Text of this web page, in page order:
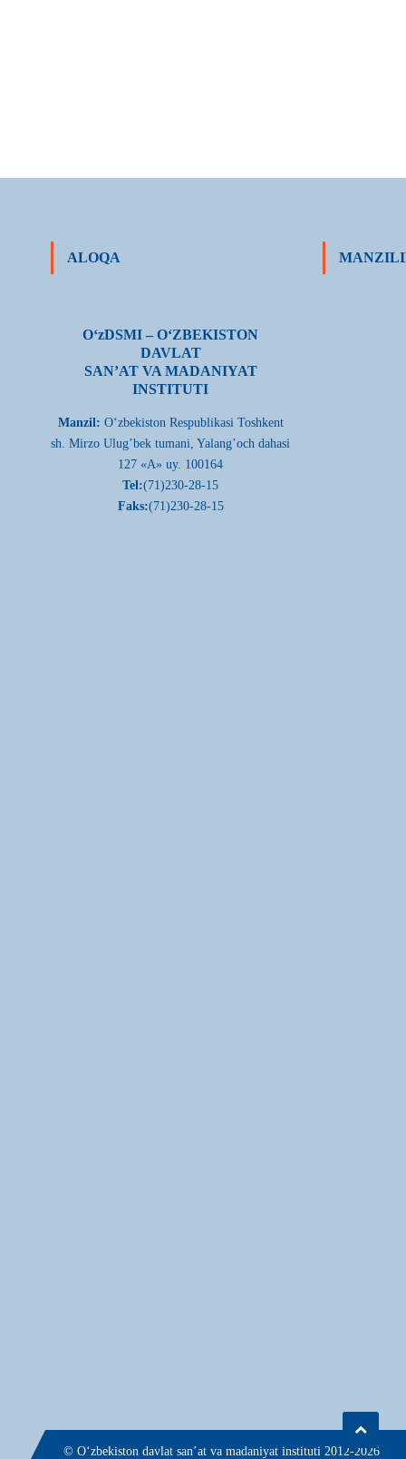
ALOQA
О‘zDSMI – О‘ZBEKISTON
DAVLAT
SAN’AT VA MADANIYAT
INSTITUTI
Manzil: О‘zbekiston Respublikasi Toshkent
sh. Mirzo Ulug’bek tumani, Yalang’och dahasi
127 «A» uy. 100164
Tel:(71)230-28-15
Faks:(71)230-28-15
© О‘zbekiston davlat san’at va madaniyat instituti 2012-2026